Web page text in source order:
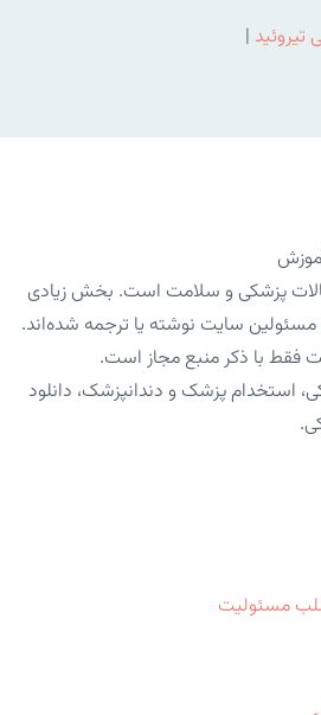
تیروئید |
پزشکی و سلامت است. بخش زیادی
سایت نوشته یا ترجمه شده‌اند.
فقط با ذکر منبع مجاز است.
استخدام پزشک و دندانپزشک، دانلود
مسئولیت